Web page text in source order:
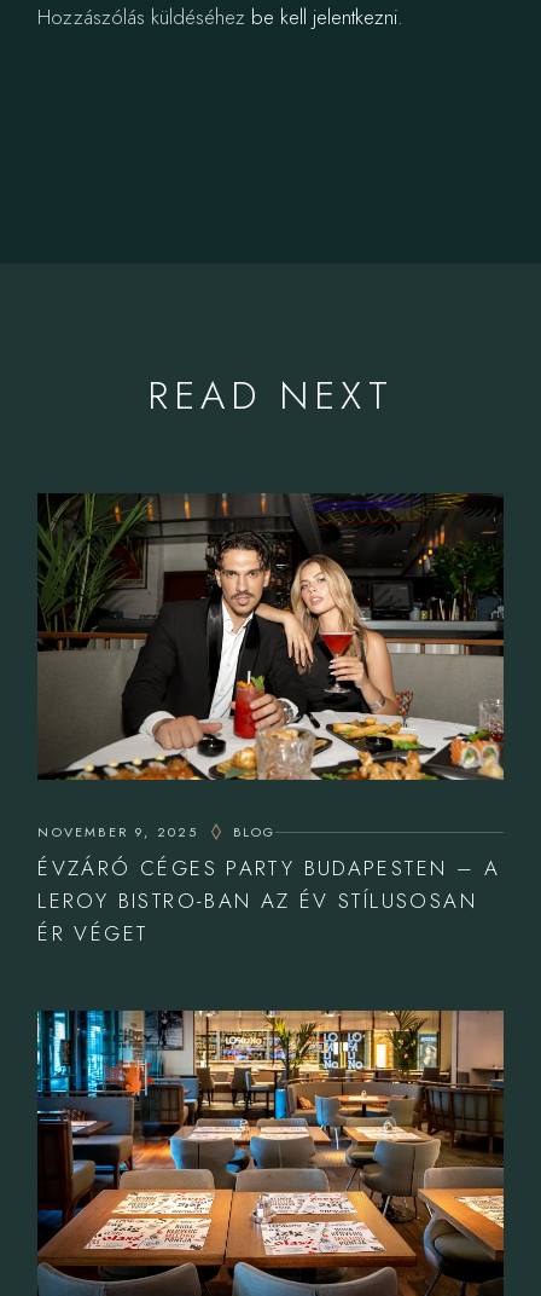
Hozzászólás küldéséhez be kell jelentkezni.
READ NEXT
NOVEMBER 9, 2025 BLOG
ÉVZÁRÓ CÉGES PARTY BUDAPESTEN – A
LEROY BISTRO-BAN AZ ÉV STÍLUSOSAN
ÉR VÉGET